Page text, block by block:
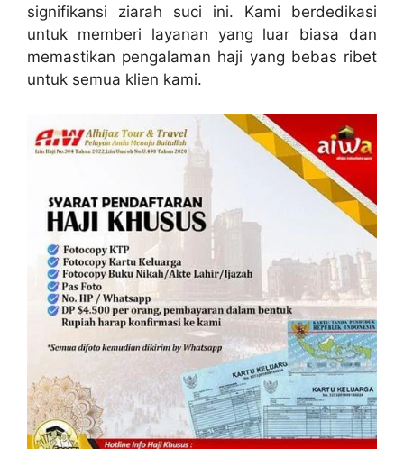
signifikansi ziarah suci ini. Kami berdedikasi
untuk memberi layanan yang luar biasa dan
memastikan pengalaman haji yang bebas ribet
untuk semua klien kami.